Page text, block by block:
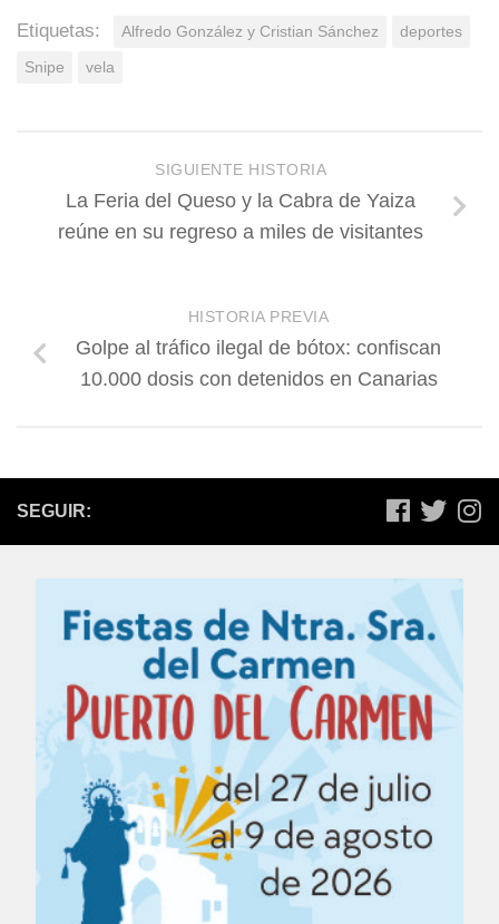
Etiquetas: Alfredo González y Cristian Sánchez
deportes
Snipe
vela
SIGUIENTE HISTORIA
La Feria del Queso y la Cabra de Yaiza
reúne en su regreso a miles de visitantes
HISTORIA PREVIA
Golpe al tráfico ilegal de bótox: confiscan
10.000 dosis con detenidos en Canarias
SEGUIR: